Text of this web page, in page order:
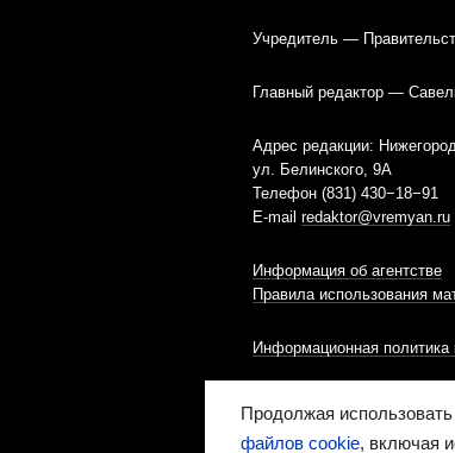
Учредитель —
Главный редактор —
Адрес редакции:
ул. Белинского, 9А
Телефон (831) 430−18−91
E-mail redaktor@vremyan.ru
Информация об агентстве
Правила использования
Информационная
Продолжая
файлов cookie, включая